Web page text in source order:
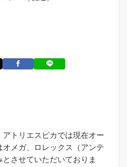
トリエスピカでは現在オー
メガ、ロレックス（アンテ
させていただいておりま